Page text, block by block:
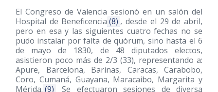
El Congreso de Valencia sesionó en un salón del
Hospital de Beneficencia (8) , desde el 29 de abril,
pero en esa y las siguientes cuatro fechas no se
pudo instalar por falta de quórum, sino hasta el 6
de mayo de 1830, de 48 diputados electos,
asistieron poco más de 2/3 (33), representando a:
Apure, Barcelona, Barinas, Caracas, Carabobo,
Coro, Cumaná, Guayana, Maracaibo, Margarita y
Mérida. (9)
Se efectuaron sesiones de diversa